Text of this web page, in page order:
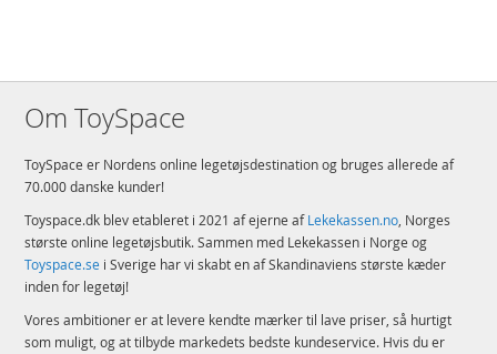
Om ToySpace
ToySpace er Nordens online legetøjsdestination og bruges allerede af
70.000 danske kunder!
Toyspace.dk blev etableret i 2021 af ejerne afLekekassen.no, Norges
største online legetøjsbutik. Sammen med Lekekassen i Norge og
Toyspace.se i Sverige har vi skabt en af Skandinaviens største kæder
inden for legetøj!
Vores ambitioner er at levere kendte mærker til lave priser, så hurtigt
som muligt, og at tilbyde markedets bedste kundeservice. Hvis du er